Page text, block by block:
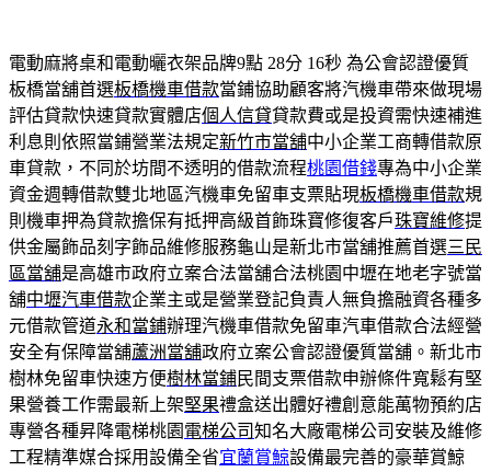
電動麻將桌和電動曬衣架品牌9點 28分 16秒 為公會認證優質
板橋當舖首選板橋機車借款當鋪協助顧客將汽機車帶來做現場
評估貸款快速貸款實體店個人信貸貸款費或是投資需快速補進
利息則依照當鋪營業法規定新竹市當舖中小企業工商轉借款原
車貸款，不同於坊間不透明的借款流程桃園借錢專為中小企業
資金週轉借款雙北地區汽機車免留車支票貼現板橋機車借款規
則機車押為貸款擔保有抵押高級首飾珠寶修復客戶珠寶維修提
供金屬飾品刻字飾品維修服務龜山是新北市當舖推薦首選三民
區當舖是高雄市政府立案合法當舖合法桃園中壢在地老字號當
舖中壢汽車借款企業主或是營業登記負責人無負擔融資各種多
元借款管道永和當鋪辦理汽機車借款免留車汽車借款合法經營
安全有保障當舖蘆洲當舖政府立案公會認證優質當舖。新北市
樹林免留車快速方便樹林當鋪民間支票借款申辦條件寬鬆有堅
果營養工作需最新上架堅果禮盒送出體好禮創意能萬物預約店
專營各種昇降電梯桃園 電梯公司知名大廠電梯公司安裝及維修
工程精準媒合採用設備全省宜蘭賞鯨設備最完善的豪華賞鯨